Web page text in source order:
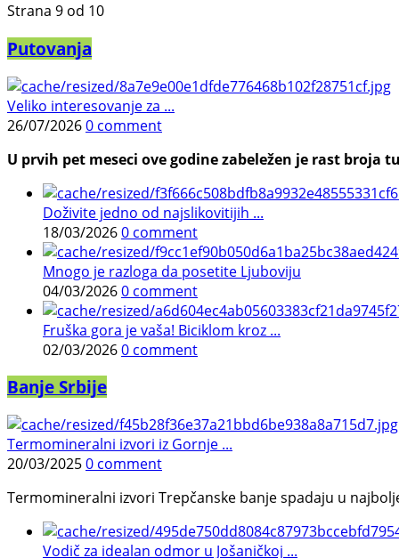
Strana 9 od 10
Putovanja
Veliko interesovanje za ...
26/07/20260 comment
U prvih pet meseci ove godine zabeležen je rast
Doživite jedno od najslikovitijih ...
18/03/20260 comment
Mnogo je razloga da posetite Ljuboviju
04/03/20260 comment
Fruška gora je vaša! Biciklom kroz ...
02/03/20260 comment
Banje Srbije
Termomineralni izvori iz Gornje ...
20/03/20250 comment
Termomineralni izvori Trepčanske banje spadaju u
Vodič za idealan odmor u Jošaničkoj ...